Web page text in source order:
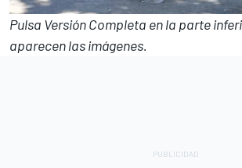
Pulsa Versión Completa en la parte
aparecen las imágenes.